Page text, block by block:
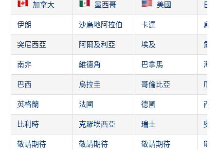
加拿大 墨西哥 美國 日本
伊朗 沙烏地阿拉伯 卡達 烏
突尼西亞 阿爾及利亞 埃及 象
南非 維德角 巴拿馬 海地
巴西 烏拉圭 哥倫比亞 厄
英格蘭 法國 德國 西
比利時 克羅埃西亞 瑞士 奧
敬請期待 敬請期待 敬請期待 敬